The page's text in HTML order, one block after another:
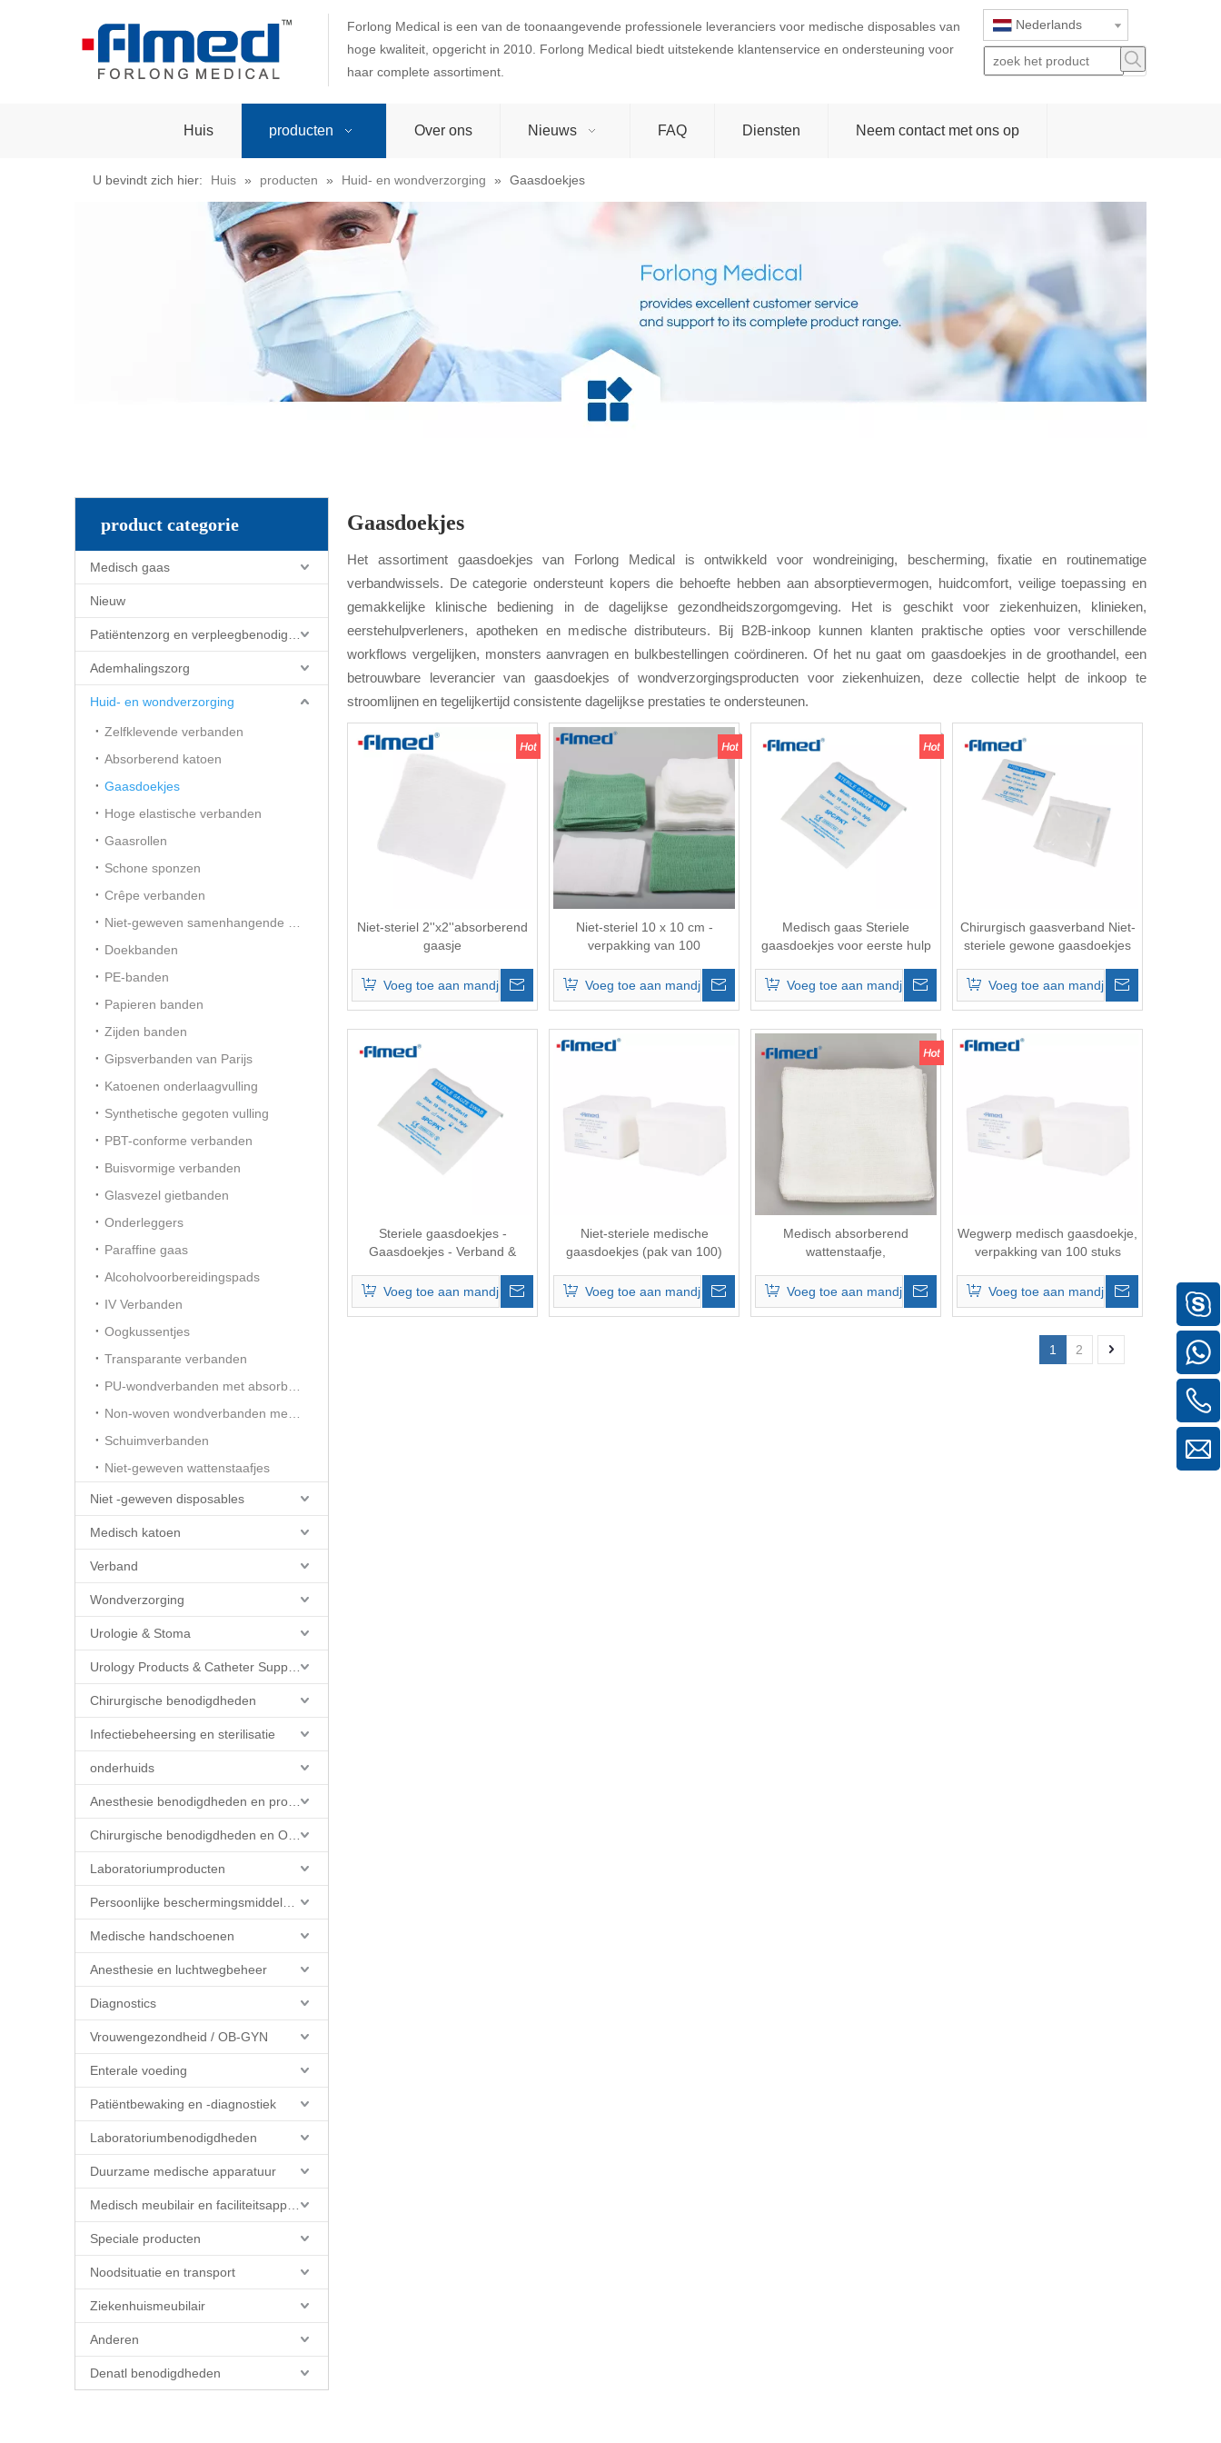
Forlong Medical is een van de toonaangevende professionele leveranciers voor medische disposables van
hoge kwaliteit, opgericht in 2010. Forlong Medical biedt uitstekende klantenservice en ondersteuning voor
haar complete assortiment.
Nederlands
Huis producten Over ons Nieuws FAQ Diensten Neem contact met ons op
U bevindt zich hier: Huis » producten » Huid- en wondverzorging » Gaasdoekjes
product categorie
Medisch gaas
Nieuw
Ademhalingszorg
Huid- en wondverzorging
Zelfklevende verbanden
Absorberend katoen
Gaasdoekjes
Hoge elastische verbanden
Gaasrollen
Schone sponzen
Crêpe verbanden
Doekbanden
PE-banden
Papieren banden
Zijden banden
Gipsverbanden van Parijs
Katoenen onderlaagvulling
Synthetische gegoten vulling
PBT-conforme verbanden
Buisvormige verbanden
Glasvezel gietbanden
Onderleggers
Paraffine gaas
Alcoholvoorbereidingspads
IV Verbanden
Oogkussentjes
Transparante verbanden
Schuimverbanden
Niet-geweven wattenstaafjes
Niet -geweven disposables
Medisch katoen
Verband
Wondverzorging
Urologie & Stoma
Chirurgische benodigdheden
Infectiebeheersing en sterilisatie
onderhuids
Laboratoriumproducten
Medische handschoenen
Anesthesie en luchtwegbeheer
Diagnostics
Vrouwengezondheid / OB-GYN
Enterale voeding
Patiëntbewaking en -diagnostiek
Laboratoriumbenodigdheden
Duurzame medische apparatuur
Speciale producten
Noodsituatie en transport
Ziekenhuismeubilair
Anderen
Denatl benodigdheden
Gaasdoekjes
Het assortiment gaasdoekjes van Forlong Medical is ontwikkeld voor wondreiniging, bescherming, fixatie en routinematige
verbandwissels. De categorie ondersteunt kopers die behoefte hebben aan absorptievermogen, huidcomfort, veilige toepassing en
gemakkelijke klinische bediening in de dagelijkse gezondheidszorgomgeving. Het is geschikt voor ziekenhuizen, klinieken,
eerstehulpverleners, apotheken en medische distributeurs. Bij B2B-inkoop kunnen klanten praktische opties voor verschillende
workflows vergelijken, monsters aanvragen en bulkbestellingen coördineren. Of het nu gaat om gaasdoekjes in de groothandel, een
betrouwbare leverancier van gaasdoekjes of wondverzorgingsproducten voor ziekenhuizen, deze collectie helpt de inkoop te
stroomlijnen en tegelijkertijd consistente dagelijkse prestaties te ondersteunen.
Niet-steriel 2''x2''absorberend
gaasje
Voeg toe aan mandje
Niet-steriel 10 x 10 cm -
verpakking van 100
Voeg toe aan mandje
Medisch gaas Steriele
gaasdoekjes voor eerste hulp
Voeg toe aan mandje
Chirurgisch gaasverband Niet-
steriele gewone gaasdoekjes
Voeg toe aan mandje
Steriele gaasdoekjes -
Gaasdoekjes - Verband &
Voeg toe aan mandje
Niet-steriele medische
gaasdoekjes (pak van 100)
Voeg toe aan mandje
Medisch absorberend
wattenstaafje,
Voeg toe aan mandje
Wegwerp medisch gaasdoekje,
verpakking van 100 stuks
Voeg toe aan mandje
1 2